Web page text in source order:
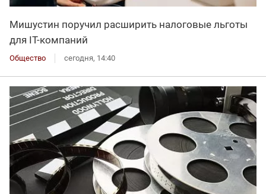
Мишустин поручил расширить налоговые льготы
для IT-компаний
Общество сегодня, 14:40